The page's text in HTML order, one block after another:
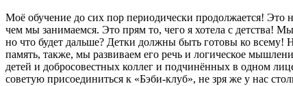
Моё обучение до сих пор периодически продолжается! Это
чем мы занимаемся. Это прям то, чего я хотела с детства!
но что будет дальше? Детки должны быть готовы ко всему!
память, также, мы развиваем его речь и логическое
детей и добросовестных коллег и подчинённых в одном
советую присоединиться к «Бэби-клуб», не зря же у нас